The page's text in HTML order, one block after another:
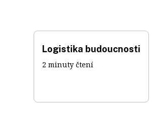
Logistika budoucnosti
2 minuty čtení